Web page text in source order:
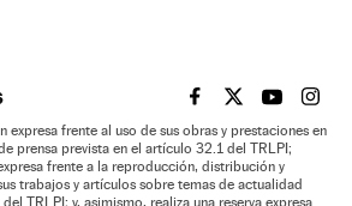
EL PAÍS BRASIL EN
EL PAÍSEL PAÍS
EL
expresa frente al uso de sus obras y prestaciones en
prensa prevista en el artículo 32.1 del TRLPI;
frente a la reproducción, distribución y
trabajos y artículos sobre temas de actualidad
TRLPI; y, asimismo, realiza una reserva expresa